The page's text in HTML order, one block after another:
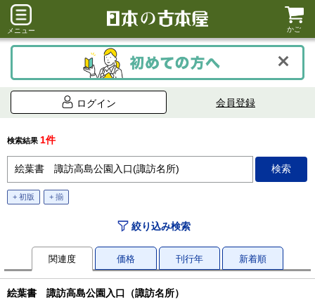
メニュー かご
ログイン 会員登録
検索結果 1件
+ 初版 + 揃
絞り込み検索
関連度 価格 刊行年 新着順
絵葉書 諏訪高島公園入口（諏訪名所）